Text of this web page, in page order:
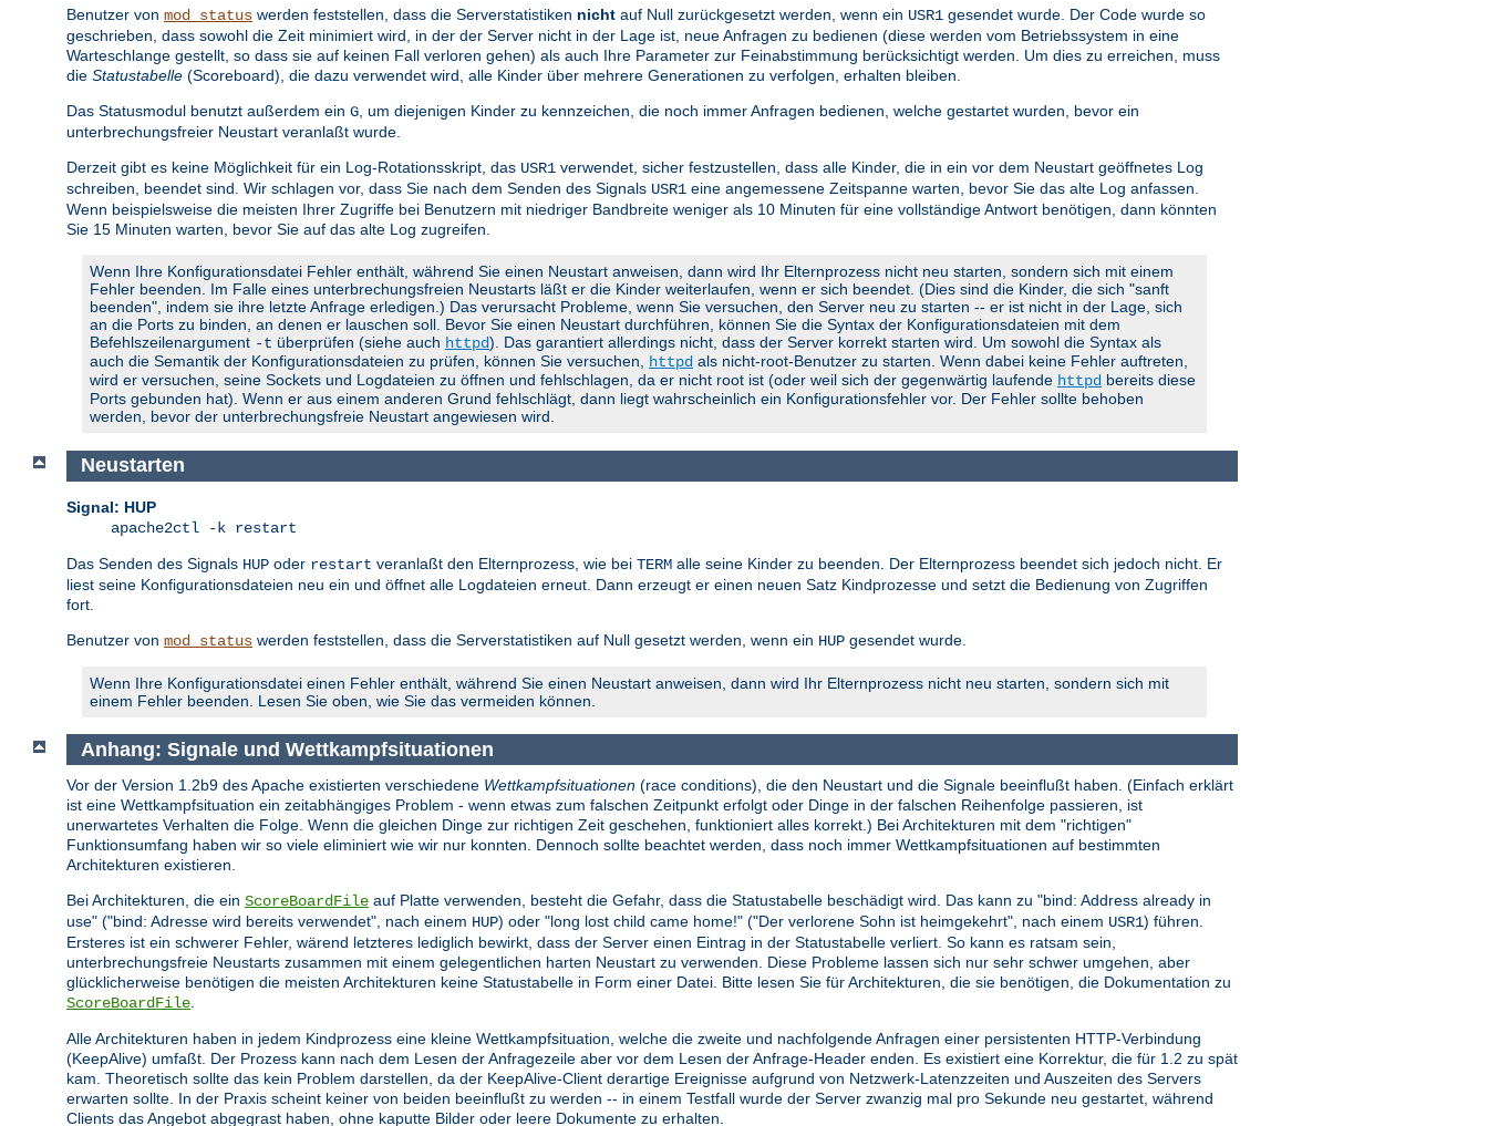
Benutzer von mod_status werden feststellen, dass die Serverstatistiken nicht auf Null zurückgesetzt werden, wenn ein USR1 gesendet wurde. Der Code wurde so
geschrieben, dass sowohl die Zeit minimiert wird, in der der Server nicht in der Lage ist, neue Anfragen zu bedienen (diese werden vom Betriebssystem in eine
Warteschlange gestellt, so dass sie auf keinen Fall verloren gehen) als auch Ihre Parameter zur Feinabstimmung berücksichtigt werden. Um dies zu erreichen, muss
die Statustabelle (Scoreboard), die dazu verwendet wird, alle Kinder über mehrere Generationen zu verfolgen, erhalten bleiben.
Das Statusmodul benutzt außerdem ein G, um diejenigen Kinder zu kennzeichen, die noch immer Anfragen bedienen, welche gestartet wurden, bevor ein
unterbrechungsfreier Neustart veranlaßt wurde.
Derzeit gibt es keine Möglichkeit für ein Log-Rotationsskript, das USR1 verwendet, sicher festzustellen, dass alle Kinder, die in ein vor dem Neustart geöffnetes Log
schreiben, beendet sind. Wir schlagen vor, dass Sie nach dem Senden des Signals USR1 eine angemessene Zeitspanne warten, bevor Sie das alte Log anfassen.
Wenn beispielsweise die meisten Ihrer Zugriffe bei Benutzern mit niedriger Bandbreite weniger als 10 Minuten für eine vollständige Antwort benötigen, dann könnten
Sie 15 Minuten warten, bevor Sie auf das alte Log zugreifen.
Wenn Ihre Konfigurationsdatei Fehler enthält, während Sie einen Neustart anweisen, dann wird Ihr Elternprozess nicht neu starten, sondern sich mit einem
Fehler beenden. Im Falle eines unterbrechungsfreien Neustarts läßt er die Kinder weiterlaufen, wenn er sich beendet. (Dies sind die Kinder, die sich "sanft
beenden", indem sie ihre letzte Anfrage erledigen.) Das verursacht Probleme, wenn Sie versuchen, den Server neu zu starten -- er ist nicht in der Lage, sich
an die Ports zu binden, an denen er lauschen soll. Bevor Sie einen Neustart durchführen, können Sie die Syntax der Konfigurationsdateien mit dem
Befehlszeilenargument -t überprüfen (siehe auch httpd). Das garantiert allerdings nicht, dass der Server korrekt starten wird. Um sowohl die Syntax als
auch die Semantik der Konfigurationsdateien zu prüfen, können Sie versuchen, httpd als nicht-root-Benutzer zu starten. Wenn dabei keine Fehler auftreten,
wird er versuchen, seine Sockets und Logdateien zu öffnen und fehlschlagen, da er nicht root ist (oder weil sich der gegenwärtig laufende httpd bereits diese
Ports gebunden hat). Wenn er aus einem anderen Grund fehlschlägt, dann liegt wahrscheinlich ein Konfigurationsfehler vor. Der Fehler sollte behoben
werden, bevor der unterbrechungsfreie Neustart angewiesen wird.
Neustarten
Signal: HUP
apache2ctl -k restart
Das Senden des Signals HUP oder restart veranlaßt den Elternprozess, wie bei TERM alle seine Kinder zu beenden. Der Elternprozess beendet sich jedoch nicht. Er
liest seine Konfigurationsdateien neu ein und öffnet alle Logdateien erneut. Dann erzeugt er einen neuen Satz Kindprozesse und setzt die Bedienung von Zugriffen
fort.
Benutzer von mod_status werden feststellen, dass die Serverstatistiken auf Null gesetzt werden, wenn ein HUP gesendet wurde.
Wenn Ihre Konfigurationsdatei einen Fehler enthält, während Sie einen Neustart anweisen, dann wird Ihr Elternprozess nicht neu starten, sondern sich mit
einem Fehler beenden. Lesen Sie oben, wie Sie das vermeiden können.
Anhang: Signale und Wettkampfsituationen
Vor der Version 1.2b9 des Apache existierten verschiedene Wettkampfsituationen (race conditions), die den Neustart und die Signale beeinflußt haben. (Einfach erklärt
ist eine Wettkampfsituation ein zeitabhängiges Problem - wenn etwas zum falschen Zeitpunkt erfolgt oder Dinge in der falschen Reihenfolge passieren, ist
unerwartetes Verhalten die Folge. Wenn die gleichen Dinge zur richtigen Zeit geschehen, funktioniert alles korrekt.) Bei Architekturen mit dem "richtigen"
Funktionsumfang haben wir so viele eliminiert wie wir nur konnten. Dennoch sollte beachtet werden, dass noch immer Wettkampfsituationen auf bestimmten
Architekturen existieren.
Bei Architekturen, die ein ScoreBoardFile auf Platte verwenden, besteht die Gefahr, dass die Statustabelle beschädigt wird. Das kann zu "bind: Address already in
use" ("bind: Adresse wird bereits verwendet", nach einem HUP) oder "long lost child came home!" ("Der verlorene Sohn ist heimgekehrt", nach einem USR1) führen.
Ersteres ist ein schwerer Fehler, wärend letzteres lediglich bewirkt, dass der Server einen Eintrag in der Statustabelle verliert. So kann es ratsam sein,
unterbrechungsfreie Neustarts zusammen mit einem gelegentlichen harten Neustart zu verwenden. Diese Probleme lassen sich nur sehr schwer umgehen, aber
glücklicherweise benötigen die meisten Architekturen keine Statustabelle in Form einer Datei. Bitte lesen Sie für Architekturen, die sie benötigen, die Dokumentation zu
ScoreBoardFile.
Alle Architekturen haben in jedem Kindprozess eine kleine Wettkampfsituation, welche die zweite und nachfolgende Anfragen einer persistenten HTTP-Verbindung
(KeepAlive) umfaßt. Der Prozess kann nach dem Lesen der Anfragezeile aber vor dem Lesen der Anfrage-Header enden. Es existiert eine Korrektur, die für 1.2 zu spät
kam. Theoretisch sollte das kein Problem darstellen, da der KeepAlive-Client derartige Ereignisse aufgrund von Netzwerk-Latenzzeiten und Auszeiten des Servers
erwarten sollte. In der Praxis scheint keiner von beiden beeinflußt zu werden -- in einem Testfall wurde der Server zwanzig mal pro Sekunde neu gestartet, während
Clients das Angebot abgegrast haben, ohne kaputte Bilder oder leere Dokumente zu erhalten.